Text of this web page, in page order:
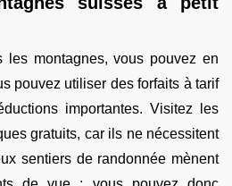
montagnes, vous pouvez en
pouvez utiliser des forfaits à tarif
importantes. Visitez les
gratuits, car ils ne nécessitent
sentiers de randonnée mènent